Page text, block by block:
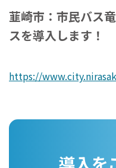
韮崎市：市民バス
スを導入します！
https://
導入を